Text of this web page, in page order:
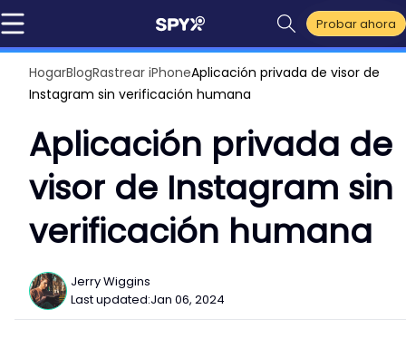
Probar ahora
HogarBlogRastrear iPhoneAplicación privada de visor de
Instagram sin verificación humana
Aplicación privada de
visor de Instagram sin
verificación humana
Jerry Wiggins
Last updated:Jan 06, 2024